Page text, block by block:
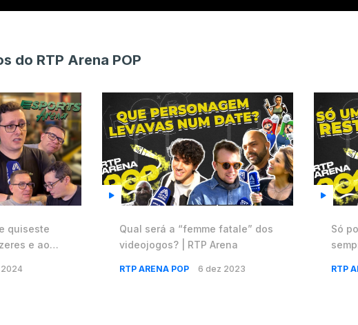
do RTP Arena POP
quiseste
2024
Qual será a “femme fatale” dos
videojogos? | RTP Arena
RTP ARENA POP 6 dez 2023
Só
RTP